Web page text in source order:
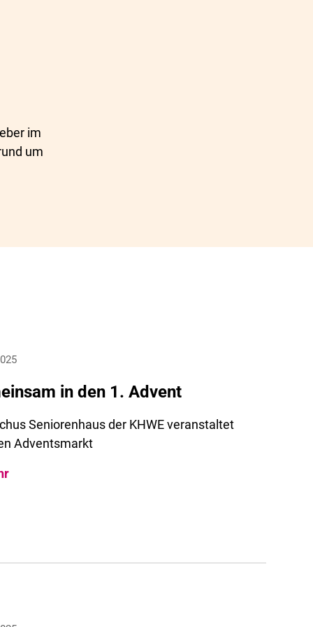
im
um
in den 1. Advent
Seniorenhaus der KHWE veranstaltet
Adventsmarkt